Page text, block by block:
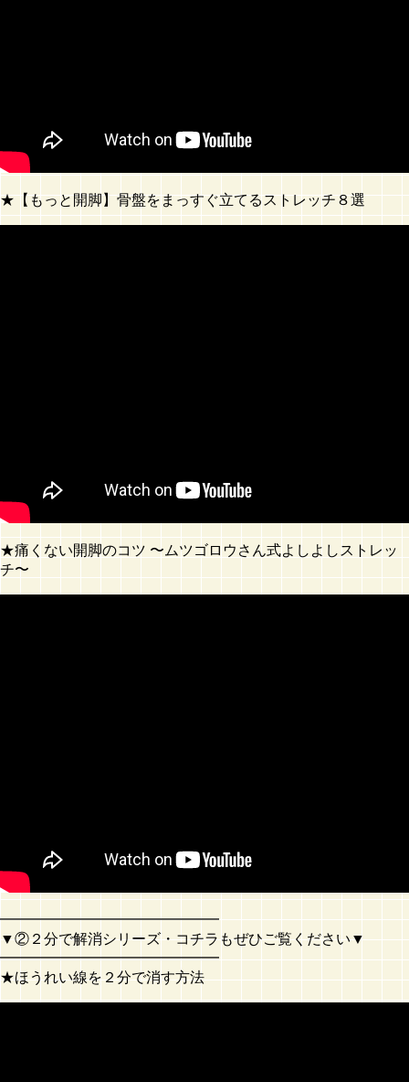
★【もっと開脚】骨盤をまっすぐ立てるストレッチ８選
★痛くない開脚のコツ 〜ムツゴロウさん式よしよしストレッ
チ〜
━━━━━━━━━━━━━━━
▼②２分で解消シリーズ・コチラもぜひご覧ください▼
━━━━━━━━━━━━━━━
★ほうれい線を２分で消す方法